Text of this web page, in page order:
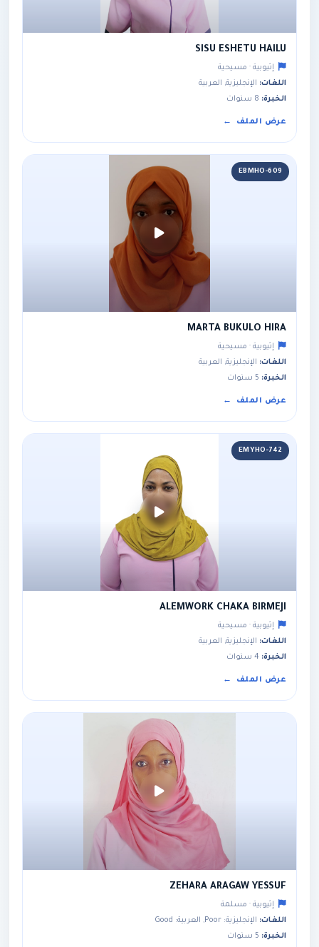
SISU ESHETU HAILU
إثيوبية · مسيحية
اللغات: الإنجليزية, العربية
الخبرة:
عرض الملف
EBMHO-609
MARTA BUKULO HIRA
إثيوبية · مسيحية
اللغات: الإنجليزية, العربية
الخبرة:
عرض الملف
EMYHO-742
ALEMWORK CHAKA BIRMEJI
إثيوبية · مسيحية
اللغات: الإنجليزية, العربية
الخبرة:
عرض الملف
ZEHARA ARAGAW YESSUF
إثيوبية · مسلمة
اللغات: الإنجليزية: Poor, العربية: Good
الخبرة: